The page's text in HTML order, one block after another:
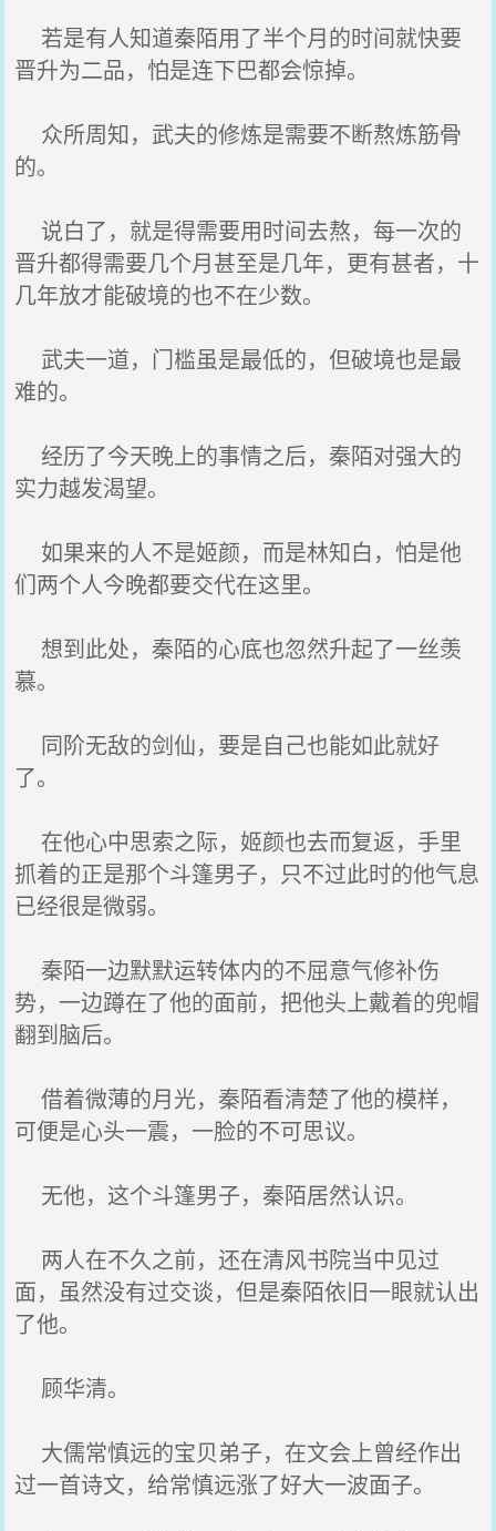
若是有人知道秦陌用了半个月的时间就快要
晋升为二品，怕是连下巴都会惊掉。
众所周知，武夫的修炼是需要不断熬炼筋骨
的。
说白了，就是得需要用时间去熬，每一次的
晋升都得需要几个月甚至是几年，更有甚者，十
几年放才能破境的也不在少数。
武夫一道，门槛虽是最低的，但破境也是最
难的。
经历了今天晚上的事情之后，秦陌对强大的
实力越发渴望。
如果来的人不是姬颜，而是林知白，怕是他
们两个人今晚都要交代在这里。
想到此处，秦陌的心底也忽然升起了一丝羡
慕。
同阶无敌的剑仙，要是自己也能如此就好
了。
在他心中思索之际，姬颜也去而复返，手里
抓着的正是那个斗篷男子，只不过此时的他气息
已经很是微弱。
秦陌一边默默运转体内的不屈意气修补伤
势，一边蹲在了他的面前，把他头上戴着的兜帽
翻到脑后。
借着微薄的月光，秦陌看清楚了他的模样，
可便是心头一震，一脸的不可思议。
无他，这个斗篷男子，秦陌居然认识。
两人在不久之前，还在清风书院当中见过
面，虽然没有过交谈，但是秦陌依旧一眼就认出
了他。
顾华清。
大儒常慎远的宝贝弟子，在文会上曾经作出
过一首诗文，给常慎远涨了好大一波面子。